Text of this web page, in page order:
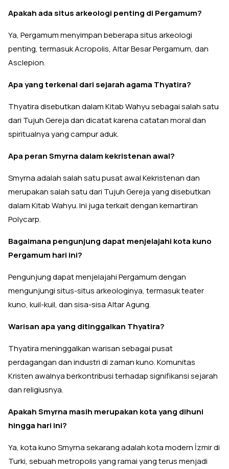
Apakah ada situs arkeologi penting di Pergamum?
Ya, Pergamum menyimpan beberapa situs arkeologi
penting, termasuk Acropolis, Altar Besar Pergamum, dan
Asclepion.
Apa yang terkenal dari sejarah agama Thyatira?
Thyatira disebutkan dalam Kitab Wahyu sebagai salah satu
dari Tujuh Gereja dan dicatat karena catatan moral dan
spiritualnya yang campur aduk.
Apa peran Smyrna dalam kekristenan awal?
Smyrna adalah salah satu pusat awal Kekristenan dan
merupakan salah satu dari Tujuh Gereja yang disebutkan
dalam Kitab Wahyu. Ini juga terkait dengan kemartiran
Polycarp.
Bagaimana pengunjung dapat menjelajahi kota kuno
Pergamum hari ini?
Pengunjung dapat menjelajahi Pergamum dengan
mengunjungi situs-situs arkeologinya, termasuk teater
kuno, kuil-kuil, dan sisa-sisa Altar Agung.
Warisan apa yang ditinggalkan Thyatira?
Thyatira meninggalkan warisan sebagai pusat
perdagangan dan industri di zaman kuno. Komunitas
Kristen awalnya berkontribusi terhadap signifikansi sejarah
dan religiusnya.
Apakah Smyrna masih merupakan kota yang dihuni
hingga hari ini?
Ya, kota kuno Smyrna sekarang adalah kota modern İzmir di
Turki, sebuah metropolis yang ramai yang terus menjadi